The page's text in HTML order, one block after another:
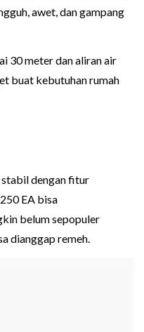
awet, dan gampang
30 meter dan aliran air
buat kebutuhan rumah
dengan fitur
EA bisa
belum sepopuler
dianggap remeh.